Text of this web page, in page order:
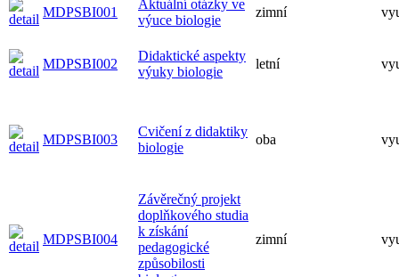
MDPSBI001
Aktuální otázky ve
výuce biologie
zimní
MDPSBI002
Didaktické aspekty
výuky biologie
letní
MDPSBI003
Cvičení z didaktiky
biologie
oba
MDPSBI004
Závěrečný projekt
doplňkového studia
k získání
pedagogické
způsobilosti
zimní